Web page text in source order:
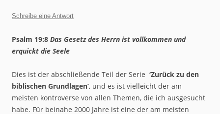
Schreibe eine Antwort
Psalm 19:8 Das Gesetz des Herrn ist vollkommen und
erquickt die Seele
Dies ist der abschließende Teil der Serie ‘Zurück zu den
biblischen Grundlagen’, und es ist vielleicht der am
meisten kontroverse von allen Themen, die ich ausgesucht
habe. Für beinahe 2000 Jahre ist eine der am meisten